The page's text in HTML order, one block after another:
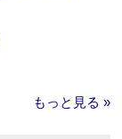
もっと見る »